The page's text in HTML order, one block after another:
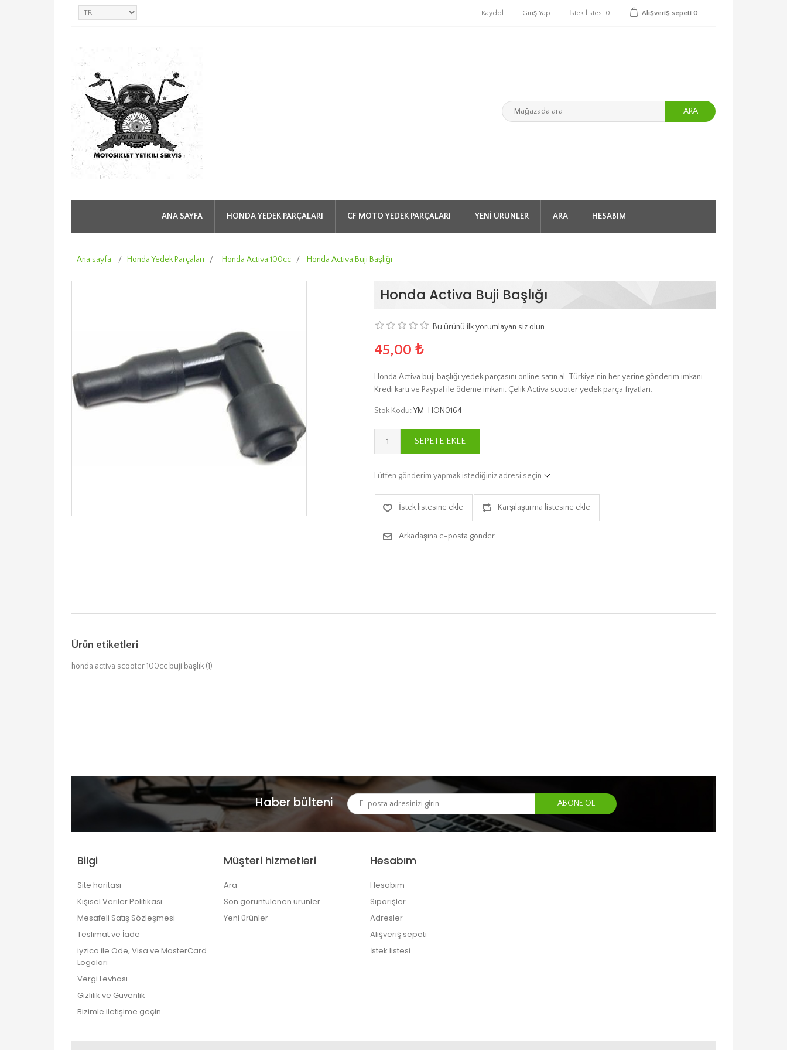
Kaydol Giriş Yap İstek listesi 0 Alışveriş sepeti 0
ARA
ANA SAYFA HONDA YEDEK PARÇALARI CF MOTO YEDEK PARÇALARI YENI ÜRÜNLER ARA HESABIM
Ana sayfa / Honda Yedek Parçaları / Honda Activa 100cc / Honda Activa Buji Başlığı
Honda Activa Buji Başlığı
Bu ürünü ilk yorumlayan siz olun
45,00 ₺
Honda Activa buji başlığı yedek parçasını online satın al. Türkiye'nin her yerine gönderim imkanı.
Kredi kartı ve Paypal ile ödeme imkanı. Çelik Activa scooter yedek parça fiyatları.
Stok Kodu:YM-HON0164
SEPETE EKLE
Lütfen gönderim yapmak istediğiniz adresi seçin
İstek listesine ekle Karşılaştırma listesine ekle
Arkadaşına e-posta gönder
Ürün etiketleri
honda activa scooter 100cc buji başlık (1)
Haber bülteni
Bilgi
Site haritası
Kişisel Veriler Politikası
Mesafeli Satış Sözleşmesi
Teslimat ve İade
iyzico ile Öde, Visa ve MasterCard
Logoları
Vergi Levhası
Gizlilik ve Güvenlik
Bizimle iletişime geçin
Müşteri hizmetleri
Ara
Son görüntülenen ürünler
Yeni ürünler
Hesabım
Hesabım
Siparişler
Adresler
Alışveriş sepeti
İstek listesi